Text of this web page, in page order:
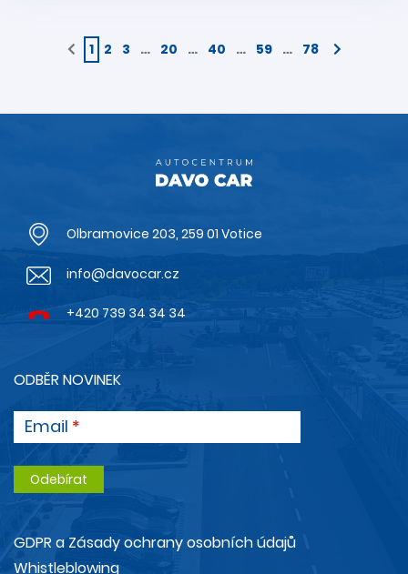
1 2 3 … 20 … 40 … 59 … 78
Olbramovice 203, 259 01 Votice
info@davocar.cz
+420 739 34 34 34
ODBĚR NOVINEK
Email
GDPR a Zásady ochrany osobních údajů
Whistleblowing